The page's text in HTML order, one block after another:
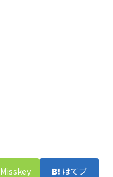
Misskey はてブ